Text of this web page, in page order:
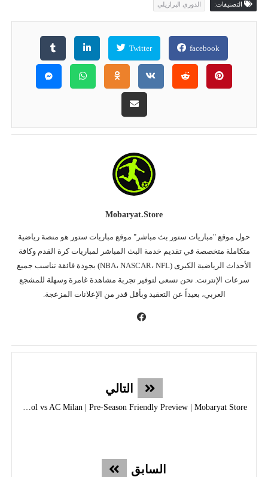
التصنيفات: الدوري البرازيلي
facebook
Twitter
Mobaryat.store
حول موقع "مباريات ستور بث مباشر" موقع مباريات ستور هو منصة رياضية
متكاملة متخصصة في تقديم خدمة البث المباشر لمباريات كرة القدم وكافة
الأحداث الرياضية الكبرى (NBA، NASCAR، NFL) بجودة فائقة تناسب جميع
سرعات الإنترنت. نحن نسعى لتوفير تجربة مشاهدة غامرة وسهلة للمشجع
العربي، بعيداً عن التعقيد وبأقل قدر من الإعلانات المزعجة.
التالي
Liverpool vs AC Milan | Pre-Season Friendly Preview | Mobaryat Store
السابق